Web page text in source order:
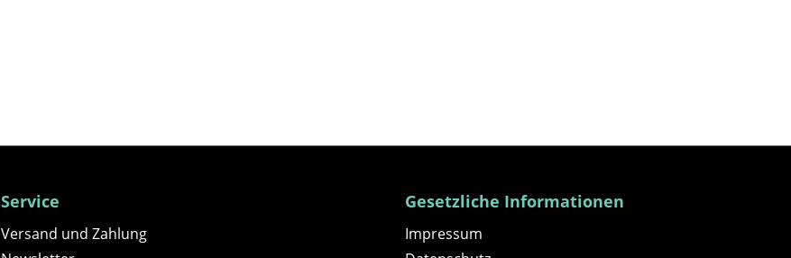
Service
Versand und Zahlung
Gesetzliche Informationen
Impressum